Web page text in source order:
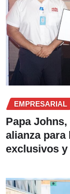
EMPRESARIAL
Papa
alianza
exclusivos